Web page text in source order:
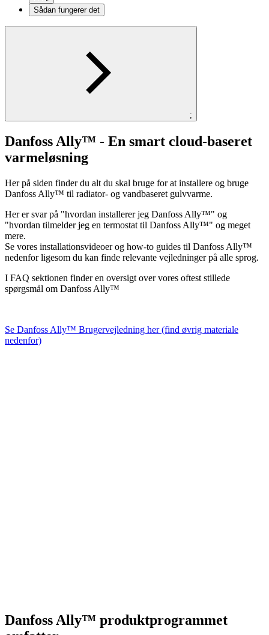
Sådan fungerer det
;
Danfoss Ally™​ - En smart cloud-baseret
varmeløsning
Her på siden finder du alt du skal bruge for at installere og bruge
Danfoss Ally™ til radiator- og vandbaseret gulvvarme.
Her er svar på "hvordan installerer jeg Danfoss Ally™" og
"hvordan tilmelder jeg en termostat til Danfoss Ally™" og meget
mere.
Se vores installationsvideoer og how-to guides til Danfoss Ally™
nedenfor ligesom du kan finde relevante vejledninger på alle sprog.
I FAQ sektionen finder en oversigt over vores oftest stillede
spørgsmål om Danfoss Ally™
Se Danfoss Ally™ Brugervejledning her (find øvrig materiale
nedenfor)
Danfoss Ally™ produktprogrammet